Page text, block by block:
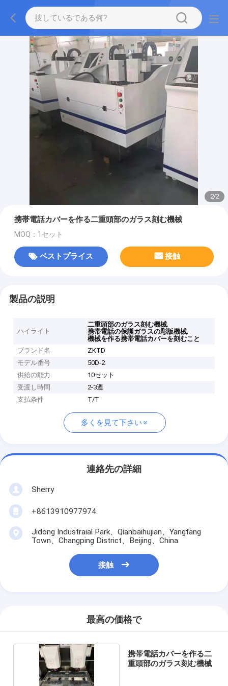
2/2
携帯電話カバーを作る二重頭部のガラス刻む機械
MOQ：1セット
ベストプライス 接触
製品の説明
ハイライト
二重頭部のガラス刻む機械,
携帯電話の保護ガラスの彫版機械,
機械を作る携帯電話カバーを刻むこと
ブランド名
ZKTD
モデル番号
50D-2
供給の能力
10セット
受渡し時間
2-3週
支払条件
T/T
多くを見て下さい
連絡先の詳細
Sherry
+8613910977974
Jidong Industraial Park、Qianbaihujian、Yangfang
Town、Changping District、Beijing、China
接触
最高の価格で
携帯電話カバーを作る二
重頭部のガラス刻む機械